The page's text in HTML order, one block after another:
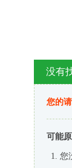
没有
您的
可能原
您